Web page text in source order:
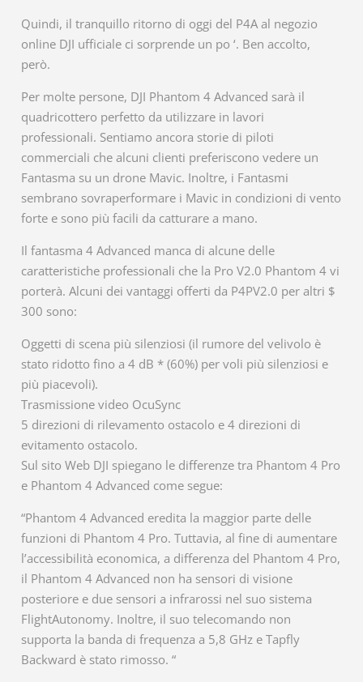
Quindi, il tranquillo ritorno di oggi del P4A al negozio
online DJI ufficiale ci sorprende un po ‘. Ben accolto,
però.
Per molte persone, DJI Phantom 4 Advanced sarà il
quadricottero perfetto da utilizzare in lavori
professionali. Sentiamo ancora storie di piloti
commerciali che alcuni clienti preferiscono vedere un
Fantasma su un drone Mavic. Inoltre, i Fantasmi
sembrano sovraperformare i Mavic in condizioni di vento
forte e sono più facili da catturare a mano.
Il fantasma 4 Advanced manca di alcune delle
caratteristiche professionali che la Pro V2.0 Phantom 4 vi
porterà. Alcuni dei vantaggi offerti da P4PV2.0 per altri $
300 sono:
Oggetti di scena più silenziosi (il rumore del velivolo è
stato ridotto fino a 4 dB * (60%) per voli più silenziosi e
più piacevoli).
Trasmissione video OcuSync
5 direzioni di rilevamento ostacolo e 4 direzioni di
evitamento ostacolo.
Sul sito Web DJI spiegano le differenze tra Phantom 4 Pro
e Phantom 4 Advanced come segue:
“Phantom 4 Advanced eredita la maggior parte delle
funzioni di Phantom 4 Pro. Tuttavia, al fine di aumentare
l’accessibilità economica, a differenza del Phantom 4 Pro,
il Phantom 4 Advanced non ha sensori di visione
posteriore e due sensori a infrarossi nel suo sistema
FlightAutonomy. Inoltre, il suo telecomando non
supporta la banda di frequenza a 5,8 GHz e Tapfly
Backward è stato rimosso. “